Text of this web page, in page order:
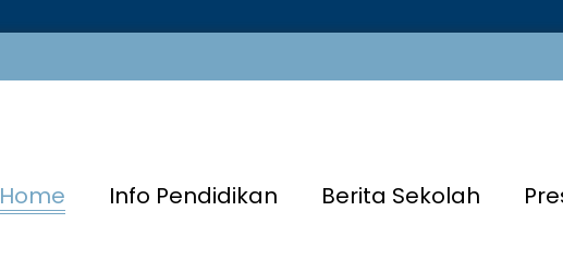
Home Info Pendidikan Berita Sekolah